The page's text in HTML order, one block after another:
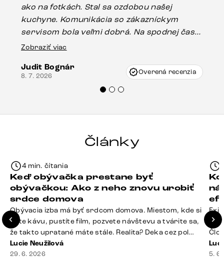
ako na fotkách. Stal sa ozdobou našej
kuchyne. Komunikácia so zákazníckym
servisom bola veľmi dobrá. Na spodnej časti
stola bolo malé poškodenie, pravdepodobne
Vincze pri riešení mojej záležitosti pristúpili
veľmi korektne. Odporúčam produkty Delife
Zobraziť viac
Judit Bognár
8. 7. 2026 Overená recenzia
Články
4 min. čítania
Keď obývačka prestane byť
obývačkou: Ako z neho znovu urobiť
srdce domova
Obývacia izba má byť srdcom domova. Miestom, kde si
dáte kávu, pustíte film, pozvete návštevu a tvárite sa,
že takto upratané máte stále. Realita? Deka cez pol
sedačky, ovládač záhadne zmizol, konferenčný stolík
slúži ako odkladisko všetkého od účteniek po balzam
Lucie Neužilová
29. 6. 2026
si
5.